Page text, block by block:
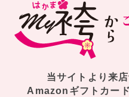
当サイトより来
Amazonギフトカー